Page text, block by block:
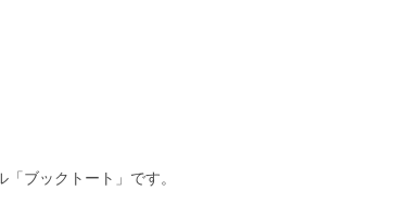
ブックトート」です。